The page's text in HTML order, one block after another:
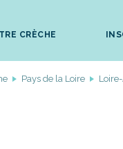
CRÈCHE
Pays de la Loire